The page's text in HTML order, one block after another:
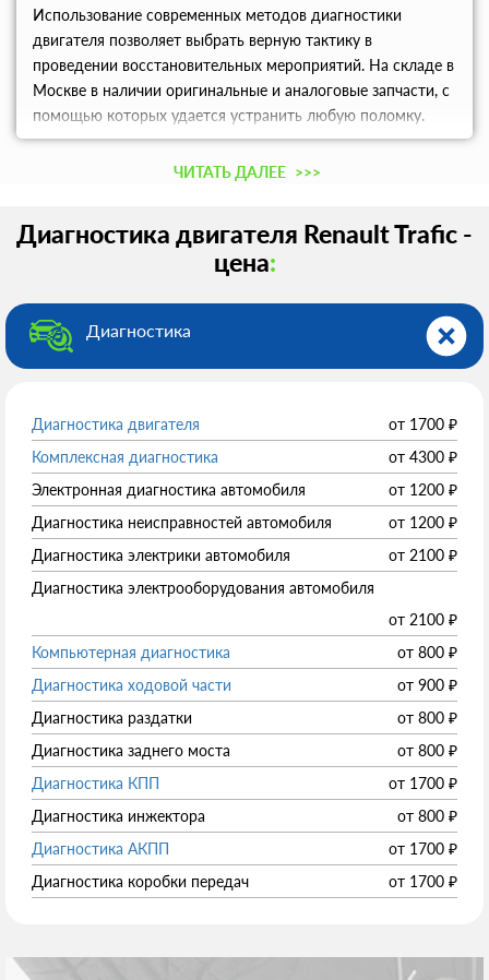
Использование современных методов диагностики
двигателя позволяет выбрать верную тактику в
проведении восстановительных мероприятий. На складе в
Москве в наличии оригинальные и аналоговые запчасти, с
помощью которых удается устранить любую поломку.
Для записи на диагностику звоните по указанному на
сайте контактному телефону.
ЧИТАТЬ ДАЛЕЕ >>>
Диагностика двигателя Renault Trafic -
цена:
Диагностика
Диагностика двигателя от 1700 ₽
Комплексная диагностика
от 4300 ₽
Электронная диагностика автомобиля
от 1200 ₽
Диагностика неисправностей автомобиля
от 1200 ₽
Диагностика электрики автомобиля
от 2100 ₽
Диагностика электрооборудования автомобиля
от 2100 ₽
Компьютерная диагностика
от 800 ₽
Диагностика ходовой части
от 900 ₽
Диагностика раздатки
от 800 ₽
Диагностика заднего моста
от 800 ₽
Диагностика КПП
от 1700 ₽
Диагностика инжектора
от 800 ₽
Диагностика АКПП
от 1700 ₽
Диагностика коробки передач
от 1700 ₽